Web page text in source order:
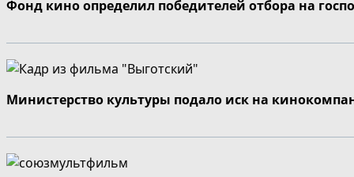
Фонд кино определил победителей отбора на
Министерство культуры подало иск на